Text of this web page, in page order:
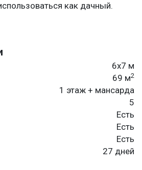
как дачный.
6х7 м
69 м2
1 этаж + мансарда
5
Есть
Есть
Есть
27 дней